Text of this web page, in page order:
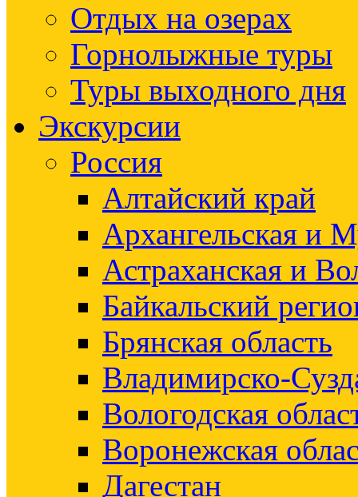
Отдых на озерах
Горнолыжные туры
Туры выходного дня
Экскурсии
Россия
Алтайский край
Архангельская и
Астраханская и
Байкальский
Брянская область
Владимирско-
Вологодская
Воронежская
Дагестан